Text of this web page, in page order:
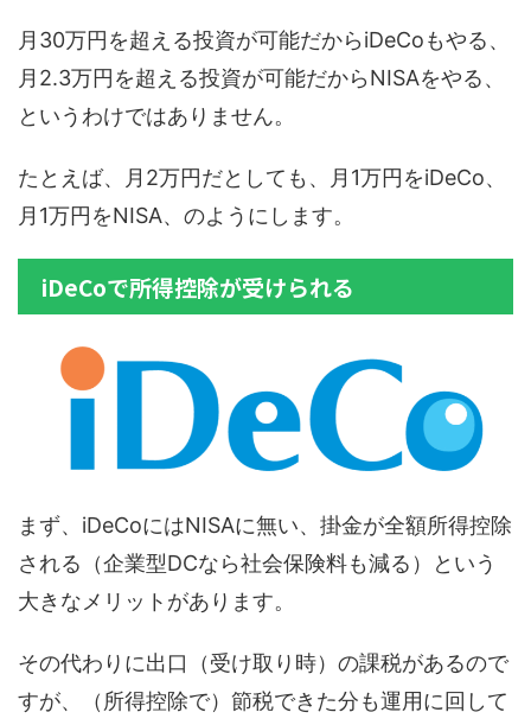
月30万円を超える投資が可能だからiDeCoもやる、
月2.3万円を超える投資が可能だからNISAをやる、
というわけではありません。
たとえば、月2万円だとしても、月1万円をiDeCo、
月1万円をNISA、のようにします。
iDeCoで所得控除が受けられる
まず、iDeCoにはNISAに無い、掛金が全額所得控除
される（企業型DCなら社会保険料も減る）という
大きなメリットがあります。
その代わりに出口（受け取り時）の課税があるので
すが、（所得控除で）節税できた分も運用に回して